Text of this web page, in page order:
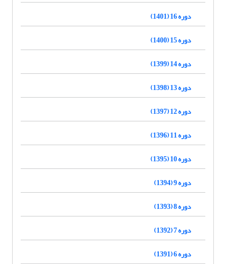
دوره 16 (1401)
دوره 15 (1400)
دوره 14 (1399)
دوره 13 (1398)
دوره 12 (1397)
دوره 11 (1396)
دوره 10 (1395)
دوره 9 (1394)
دوره 8 (1393)
دوره 7 (1392)
دوره 6 (1391)